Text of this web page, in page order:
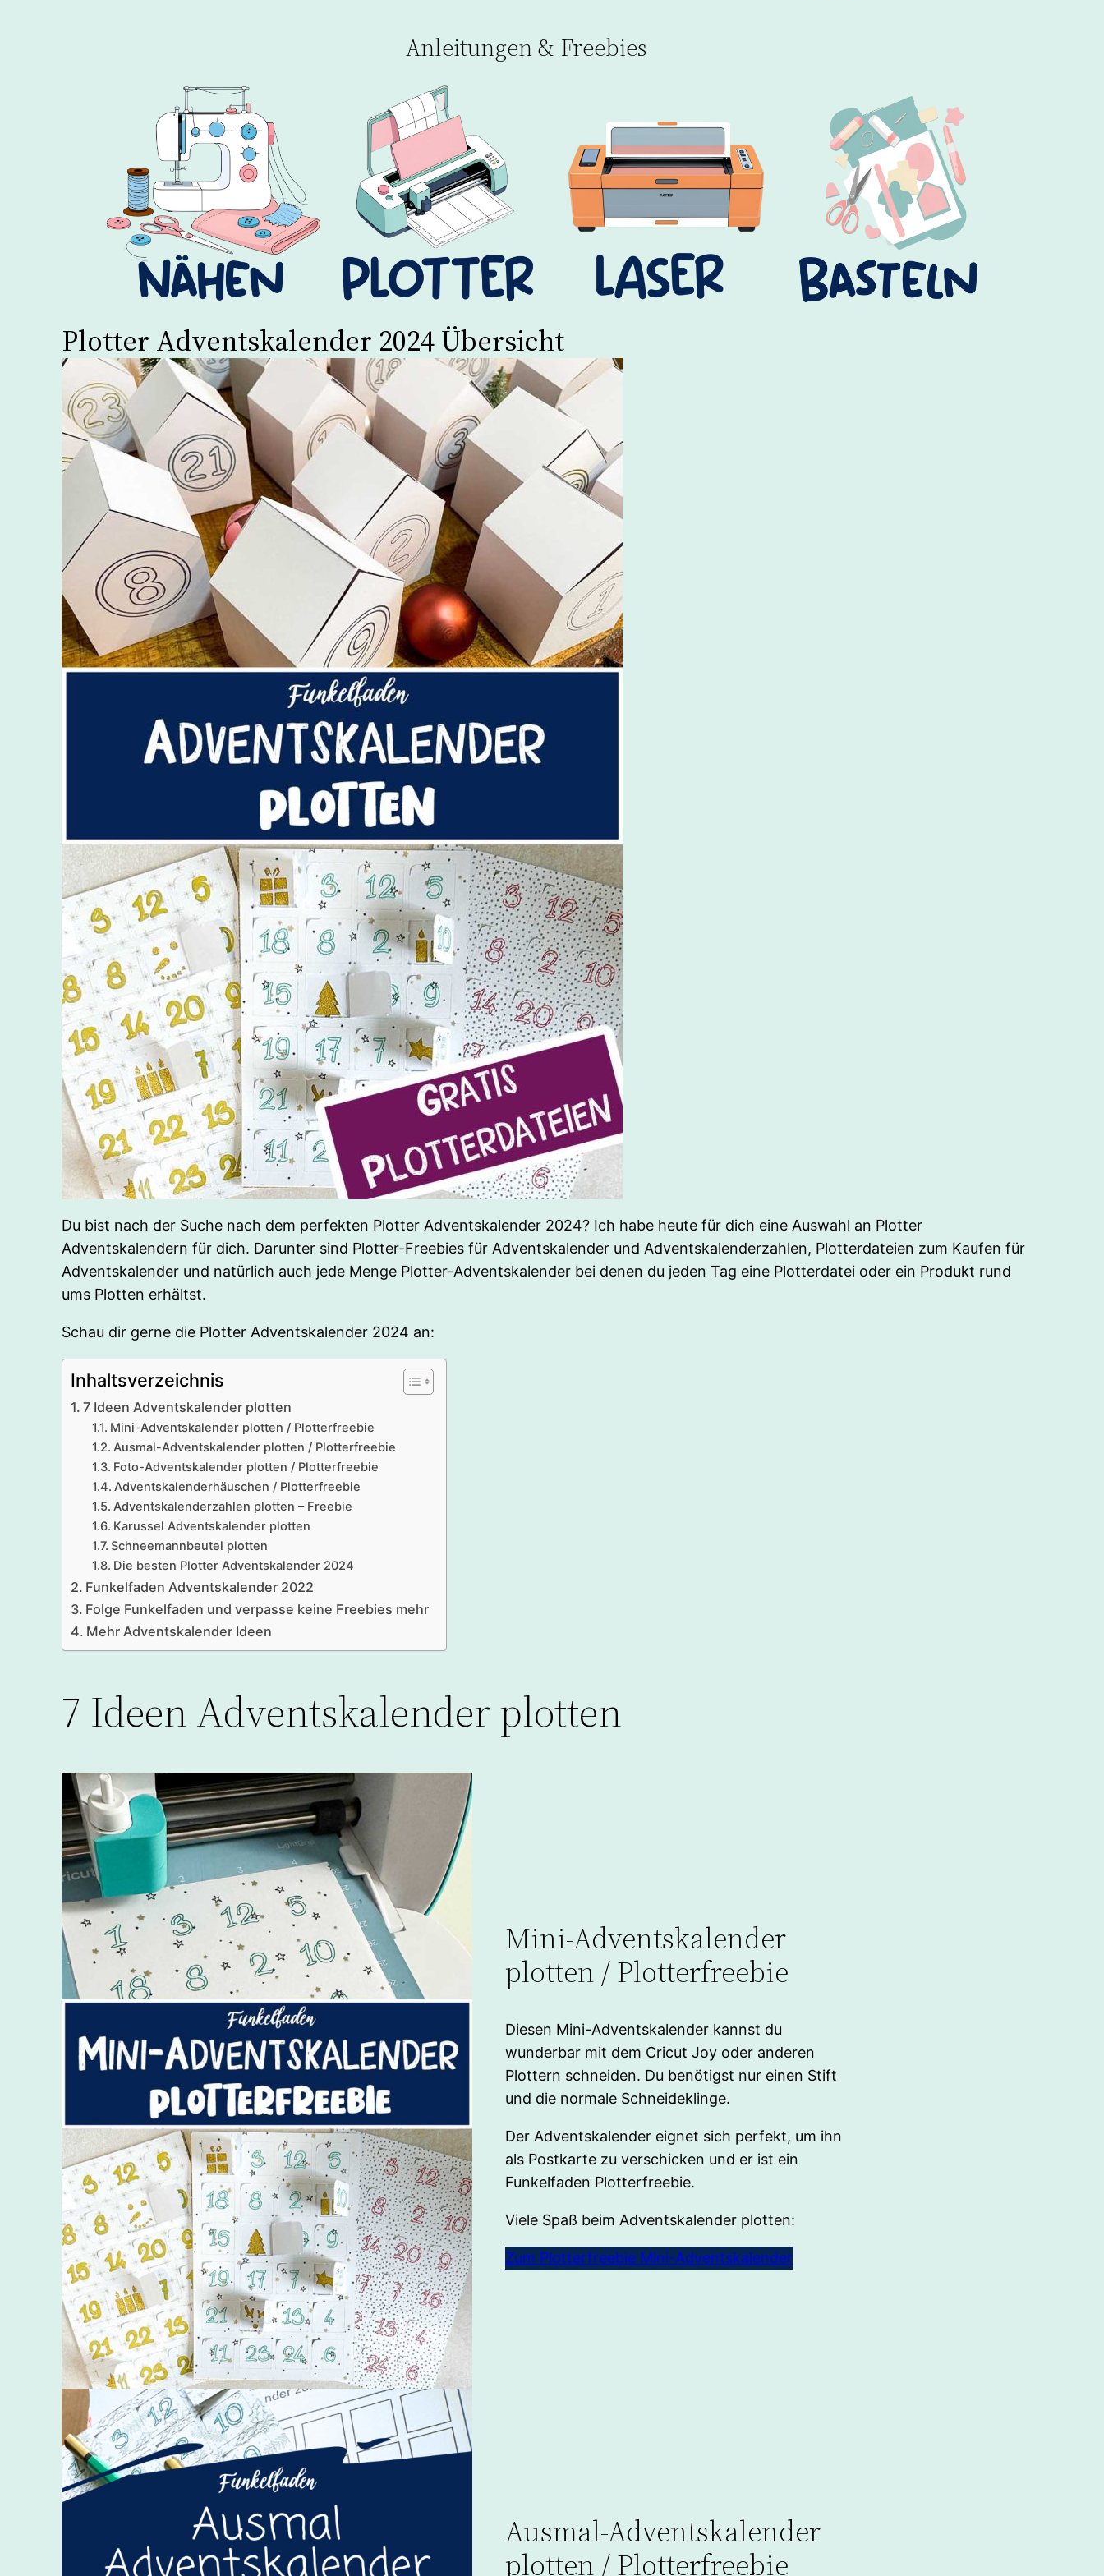
Anleitungen & Freebies
Plotter Adventskalender 2024 Übersicht
Du bist nach der Suche nach dem perfekten Plotter Adventskalender 2024? Ich habe heute für dich eine Auswahl an Plotter
Adventskalendern für dich. Darunter sind Plotter-Freebies für Adventskalender und Adventskalenderzahlen, Plotterdateien zum Kaufen für
Adventskalender und natürlich auch jede Menge Plotter-Adventskalender bei denen du jeden Tag eine Plotterdatei oder ein Produkt rund
ums Plotten erhältst.
Schau dir gerne die Plotter Adventskalender 2024 an:
Inhaltsverzeichnis
7 Ideen Adventskalender plotten
Mini-Adventskalender plotten / Plotterfreebie
Ausmal-Adventskalender plotten / Plotterfreebie
Foto-Adventskalender plotten / Plotterfreebie
Adventskalenderhäuschen / Plotterfreebie
Adventskalenderzahlen plotten – Freebie
Karussel Adventskalender plotten
Schneemannbeutel plotten
Die besten Plotter Adventskalender 2024
Funkelfaden Adventskalender 2022
Folge Funkelfaden und verpasse keine Freebies mehr
Mehr Adventskalender Ideen
7 Ideen Adventskalender plotten
Mini-Adventskalender
plotten / Plotterfreebie
Diesen Mini-Adventskalender kannst du
wunderbar mit dem Cricut Joy oder anderen
Plottern schneiden. Du benötigst nur einen Stift
und die normale Schneideklinge.
Der Adventskalender eignet sich perfekt, um ihn
als Postkarte zu verschicken und er ist ein
Funkelfaden Plotterfreebie.
Viele Spaß beim Adventskalender plotten:
Zum Plotterfreebie Mini-Adventskalender
Ausmal-Adventskalender
plotten / Plotterfreebie